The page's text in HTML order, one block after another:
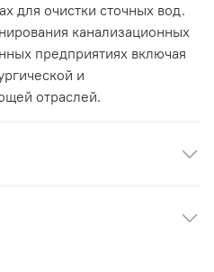
для очистки сточных вод.
канализационных
предприятиях включая
и
отраслей.